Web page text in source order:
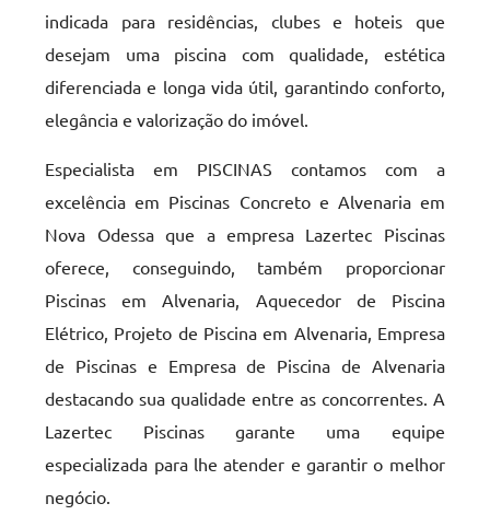
indicada para residências, clubes e hoteis que
desejam uma piscina com qualidade, estética
diferenciada e longa vida útil, garantindo conforto,
elegância e valorização do imóvel.
Especialista em PISCINAS contamos com a
excelência em Piscinas Concreto e Alvenaria em
Nova Odessa que a empresa Lazertec Piscinas
oferece, conseguindo, também proporcionar
Piscinas em Alvenaria, Aquecedor de Piscina
Elétrico, Projeto de Piscina em Alvenaria, Empresa
de Piscinas e Empresa de Piscina de Alvenaria
destacando sua qualidade entre as concorrentes. A
Lazertec Piscinas garante uma equipe
especializada para lhe atender e garantir o melhor
negócio.